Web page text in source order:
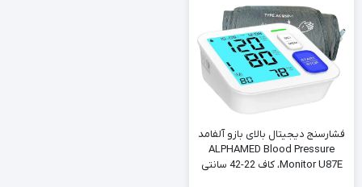
فشارسنج دیجیتال بالای بازو آلفامد
ALPHAMED Blood Pressure
Monitor U87E، کاف 22-42 سانتی